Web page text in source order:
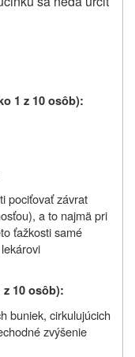
1 z 10 osôb):
pociťovať závrat
a to najmä pri
ťažkosti samé
10 osôb):
buniek, cirkulujúcich
zvýšenie